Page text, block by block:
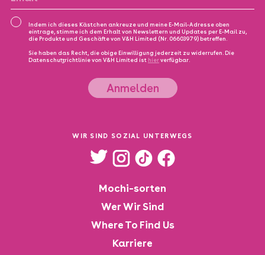
Indem ich dieses Kästchen ankreuze und meine E-Mail-Adresse oben
eintrage, stimme ich dem Erhalt von Newslettern und Updates per E-Mail zu,
die Produkte und Geschäfte von V&H Limited (Nr. 06603979) betreffen.
Sie haben das Recht, die obige Einwilligung jederzeit zu widerrufen. Die
Datenschutzrichtlinie von V&H Limited ist hierverfügbar.
WIR SIND SOZIAL UNTERWEGS
Mochi-sorten
Wer Wir Sind
Where To Find Us
Karriere